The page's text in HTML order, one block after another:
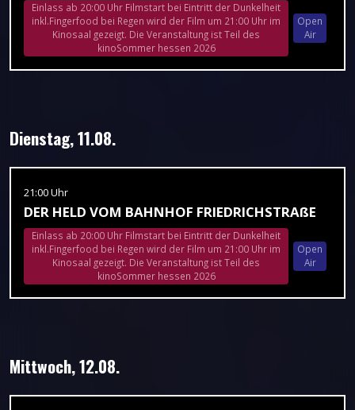
Einlass ab 20:00 Uhr Filmstart bei Eintritt der Dunkelheit
inkl.Fingerfood bei Regen wird der Film um 21:00 Uhr im
Kinosaal gezeigt. Die Veranstaltung ist Teil des
kinoSommer hessen 2026
Open
Air
Dienstag, 11.08.
21:00 Uhr
DER HELD VOM BAHNHOF FRIEDRICHSTRAßE
Einlass ab 20:00 Uhr Filmstart bei Eintritt der Dunkelheit
inkl.Fingerfood bei Regen wird der Film um 21:00 Uhr im
Kinosaal gezeigt. Die Veranstaltung ist Teil des
kinoSommer hessen 2026
Open
Air
Mittwoch, 12.08.